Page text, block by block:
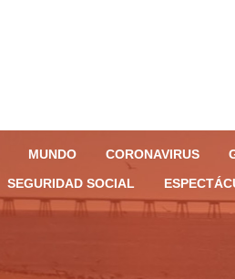
MUNDO CORONAVIRUS
SEGURIDAD SOCIAL